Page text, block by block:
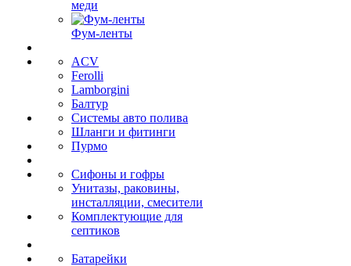
меди
Фум-ленты
ACV
Ferolli
Lamborgini
Балтур
Системы авто полива
Шланги и фитинги
Пурмо
Сифоны и гофры
Унитазы, раковины,
инсталляции, смесители
Комплектующие для
септиков
Батарейки